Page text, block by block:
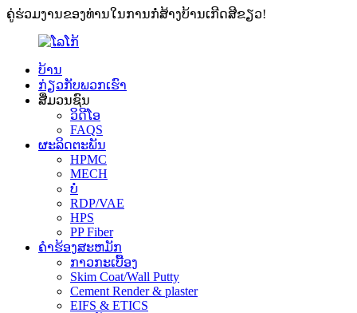
ຄູ່ຮ່ວມງານຂອງທ່ານໃນການກໍ່ສ້າງບ້ານເກີດສີຂຽວ!
ບ້ານ
ກ່ຽວກັບພວກເຮົາ
ສື່ມວນຊົນ
ວິດີໂອ
FAQS
ຜະລິດຕະພັນ
HPMC
MECH
ບໍ່
RDP/VAE
HPS
PP Fiber
ຄໍາຮ້ອງສະຫມັກ
ກາວກະເບື້ອງ
Skim Coat/Wall Putty
Cement Render & plaster
EIFS & ETICS